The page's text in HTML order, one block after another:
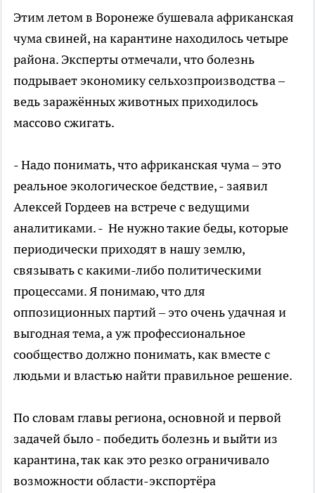
Этим летом в Воронеже бушевала африканская
чума свиней, на карантине находилось четыре
района. Эксперты отмечали, что болезнь
подрывает экономику сельхозпроизводства –
ведь заражённых животных приходилось
массово сжигать.
- Надо понимать, что африканская чума – это
реальное экологическое бедствие, - заявил
Алексей Гордеев на встрече с ведущими
аналитиками. - Не нужно такие беды, которые
периодически приходят в нашу землю,
связывать с какими-либо политическими
процессами. Я понимаю, что для
оппозиционных партий – это очень удачная и
выгодная тема, а уж профессиональное
сообщество должно понимать, как вместе с
людьми и властью найти правильное решение.
По словам главы региона, основной и первой
задачей было - победить болезнь и выйти из
карантина, так как это резко ограничивало
возможности области-экспортёра